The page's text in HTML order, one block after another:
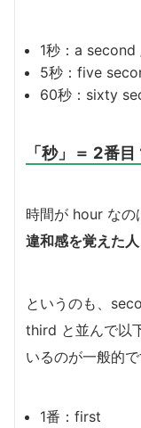
1秒：a
5秒：five
60秒：sixty
「秒」＝ 2番目
時間が hour なの
違和感を覚えた
というのも、
third と並んで以
いるのが一般的で
1番：first